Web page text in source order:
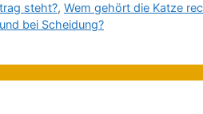
steht?, Wem gehört die Katze
bei Scheidung?